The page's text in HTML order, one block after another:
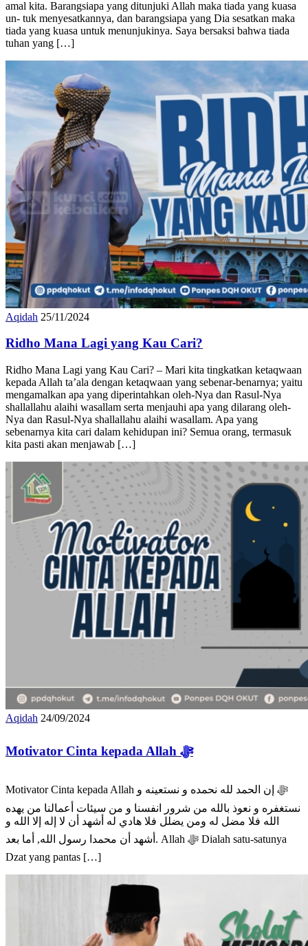
un- tuk menyesatkannya, dan barangsiapa yang Dia sesatkan maka
tiada yang kuasa untuk menunjukinya. Saya bersaksi bahwa tiada
tuhan yang […]
Aqidah 25/11/2024
kepada Allah ta’ala dengan ketaqwaan yang sebenar-benarnya; yaitu
mengamalkan apa yang diperintahkan oleh-Nya dan Rasul-Nya
shallallahu alaihi wasallam serta menjauhi apa yang dilarang oleh-
Nya dan Rasul-Nya shallallahu alaihi wasallam. Apa yang
sebenarnya kita cari dalam kehidupan ini? Semua orang, termasuk
kita pasti akan menjawab […]
Aqidah 24/09/2024
نستغفره و نعوذ بالله من شرور انفسنا و من سيئات أعمالنا من يهده
الله فلا مضل له ومن يضلل فلا هادي له أشهد أن لا إله إلا الله و
أشهد أن محمدا رسول الله, أما بعد. Allah ﷻ Dialah satu-satunya
Dzat yang pantas […]